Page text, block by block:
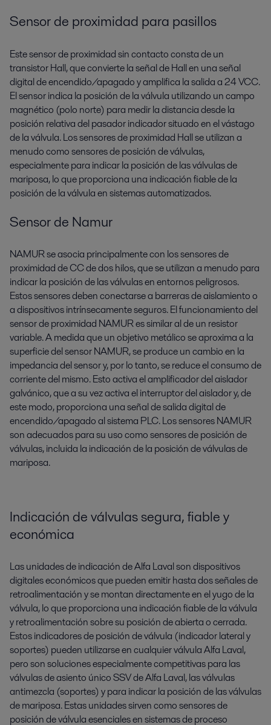
Sensor de proximidad para pasillos
Este sensor de proximidad sin contacto consta de un
transistor Hall, que convierte la señal de Hall en una señal
digital de encendido/apagado y amplifica la salida a 24 VCC.
El sensor indica la posición de la válvula utilizando un campo
magnético (polo norte) para medir la distancia desde la
posición relativa del pasador indicador situado en el vástago
de la válvula. Los sensores de proximidad Hall se utilizan a
menudo como sensores de posición de válvulas,
especialmente para indicar la posición de las válvulas de
mariposa, lo que proporciona una indicación fiable de la
posición de la válvula en sistemas automatizados.
Sensor de Namur
NAMUR se asocia principalmente con los sensores de
proximidad de CC de dos hilos, que se utilizan a menudo para
indicar la posición de las válvulas en entornos peligrosos.
Estos sensores deben conectarse a barreras de aislamiento o
a dispositivos intrínsecamente seguros. El funcionamiento del
sensor de proximidad NAMUR es similar al de un resistor
variable. A medida que un objetivo metálico se aproxima a la
superficie del sensor NAMUR, se produce un cambio en la
impedancia del sensor y, por lo tanto, se reduce el consumo de
corriente del mismo. Esto activa el amplificador del aislador
galvánico, que a su vez activa el interruptor del aislador y, de
este modo, proporciona una señal de salida digital de
encendido/apagado al sistema PLC. Los sensores NAMUR
son adecuados para su uso como sensores de posición de
válvulas, incluida la indicación de la posición de válvulas de
mariposa.
Indicación de válvulas segura, fiable y
económica
Las unidades de indicación de Alfa Laval son dispositivos
digitales económicos que pueden emitir hasta dos señales de
retroalimentación y se montan directamente en el yugo de la
válvula, lo que proporciona una indicación fiable de la válvula
y retroalimentación sobre su posición de abierta o cerrada.
Estos indicadores de posición de válvula (indicador lateral y
soportes) pueden utilizarse en cualquier válvula Alfa Laval,
pero son soluciones especialmente competitivas para las
válvulas de asiento único SSV de Alfa Laval, las válvulas
antimezcla (soportes) y para indicar la posición de las válvulas
de mariposa. Estas unidades sirven como sensores de
posición de válvula esenciales en sistemas de proceso